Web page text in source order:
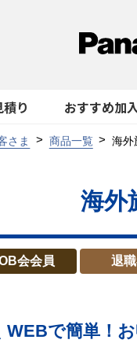
り おすすめ加
さま 商品一覧 海外
海外
会会員 退
WEBで簡単！